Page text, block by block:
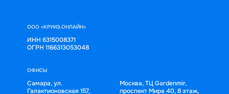
ООО «КРУИЗ.ОНЛАЙН»
ИНН 6315008371
ОГРН 1166313053048
ОФИСЫ
Самара, ул.
Галактионовская 157,
Москва, ТЦ Gardenmir,
проспект Мира 40, 8 этаж,